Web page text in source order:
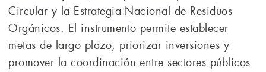
Circular y la Estrategia Nacional de Residuos
Orgánicos. El instrumento permite establecer
metas de largo plazo, priorizar inversiones y
promover la coordinación entre sectores públicos